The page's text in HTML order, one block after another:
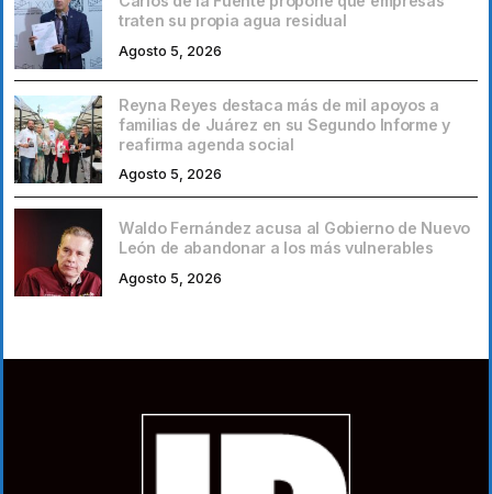
traten su propia agua residual
Agosto 5, 2026
Reyna Reyes destaca más de mil apoyos a
familias de Juárez en su Segundo Informe y
reafirma agenda social
Agosto 5, 2026
Waldo Fernández acusa al Gobierno de Nuevo
León de abandonar a los más vulnerables
Agosto 5, 2026